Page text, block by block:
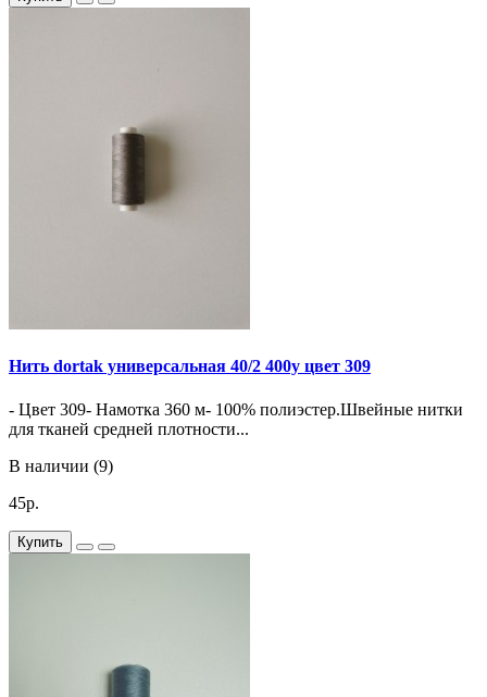
Нить dortak универсальная 40/2 400y цвет 309
- Цвет 309- Намотка 360 м- 100% полиэстер.Швейные нитки
для тканей средней плотности...
В наличии (9)
45р.
Купить